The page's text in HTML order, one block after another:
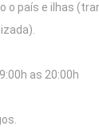
o país e ilhas
as 20:00h